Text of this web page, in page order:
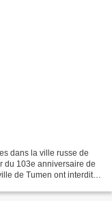
dans la ville russe de
du 103e anniversaire de
de Tumen ont interdit